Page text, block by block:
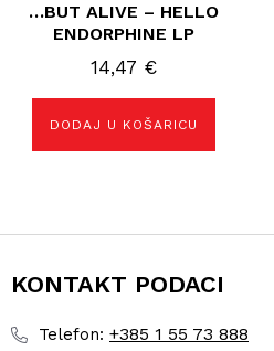
…BUT ALIVE – HELLO
ENDORPHINE LP
14,47 €
DODAJ U KOŠARICU
KONTAKT PODACI
Telefon: +385 1 55 73 888